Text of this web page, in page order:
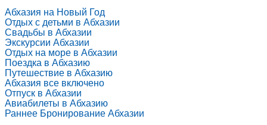
Абхазия на Новый Год
Отдых с детьми в Абхазии
Свадьбы в Абхазии
Экскурсии Абхазии
Отдых на море в Абхазии
Поездка в Абхазию
Путешествие в Абхазию
Абхазия все включено
Отпуск в Абхазии
Авиабилеты в Абхазию
Раннее Бронирование Абхазии